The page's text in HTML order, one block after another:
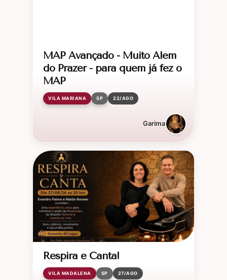
MAP Avançado - Muito Além
do Prazer - para quem já fez o
MAP
VILA MARIANA SP 22/AGO
Garima
Respira e Canta!
VILA MADALENA SP 27/AGO